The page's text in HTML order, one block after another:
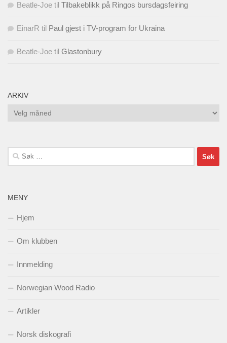
Beatle-Joe til Tilbakeblikk på Ringos bursdagsfeiring
EinarR til Paul gjest i TV-program for Ukraina
Beatle-Joe til Glastonbury
ARKIV
Arkiv
Søk
etter:
MENY
Hjem
Om klubben
Innmelding
Norwegian Wood Radio
Artikler
Norsk diskografi